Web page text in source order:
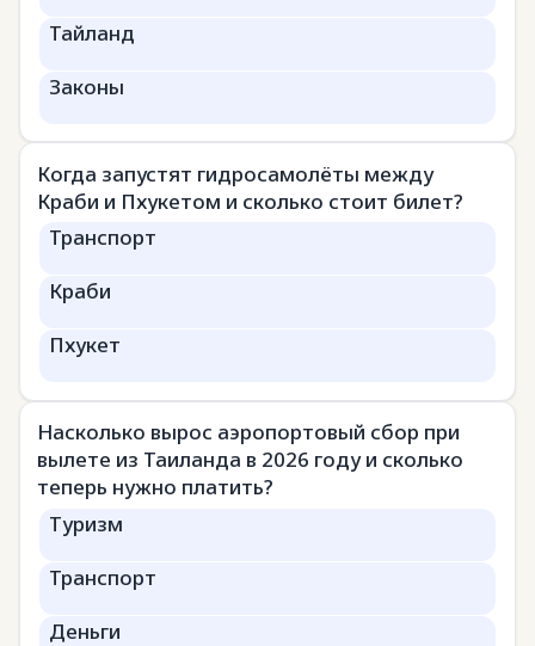
Тайланд
Законы
Когда запустят гидросамолёты между
Краби и Пхукетом и сколько стоит билет?
Транспорт
Краби
Пхукет
Насколько вырос аэропортовый сбор при
вылете из Таиланда в 2026 году и сколько
теперь нужно платить?
Туризм
Транспорт
Деньги